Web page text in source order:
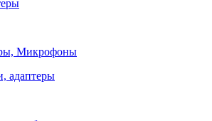
Микрофоны
адаптеры